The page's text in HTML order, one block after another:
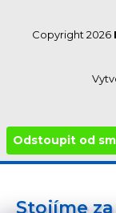
Copyright 2026
Odstoupit od
Stojíme